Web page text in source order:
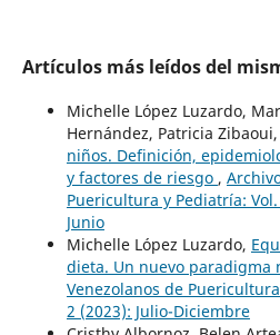
Artículos más leídos del
Michelle López Luzardo,
Hernández, Patricia Zibaoui,
niños. Definición,
y factores de riesgo ,
Puericultura y Pediatría:
Junio
Michelle López Luzardo,
dieta. Un nuevo paradigma
Venezolanos de
2 (2023): Julio-Diciembre